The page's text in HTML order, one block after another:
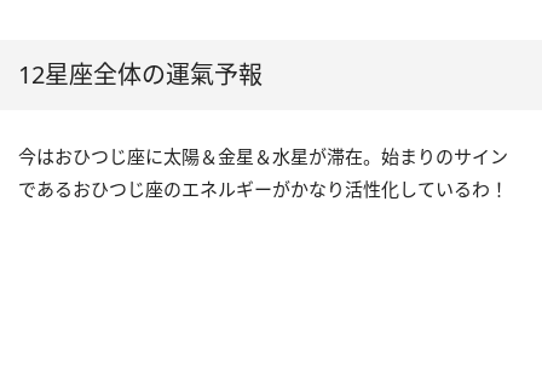
12星座全体の運氣予報
今はおひつじ座に太陽＆金星＆水星が滞在。始まりのサイン
であるおひつじ座のエネルギーがかなり活性化しているわ！